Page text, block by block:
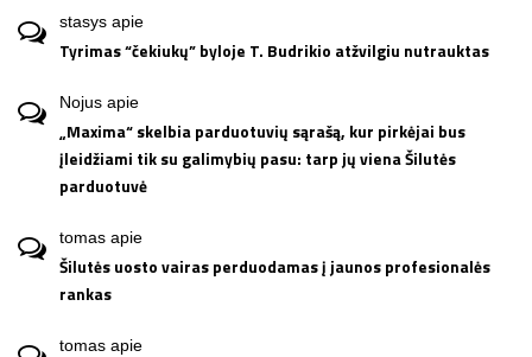
stasys apie
Tyrimas “čekiukų” byloje T. Budrikio atžvilgiu nutrauktas
Nojus apie
„Maxima“ skelbia parduotuvių sąrašą, kur pirkėjai bus
įleidžiami tik su galimybių pasu: tarp jų viena Šilutės
parduotuvė
tomas apie
Šilutės uosto vairas perduodamas į jaunos profesionalės
rankas
tomas apie